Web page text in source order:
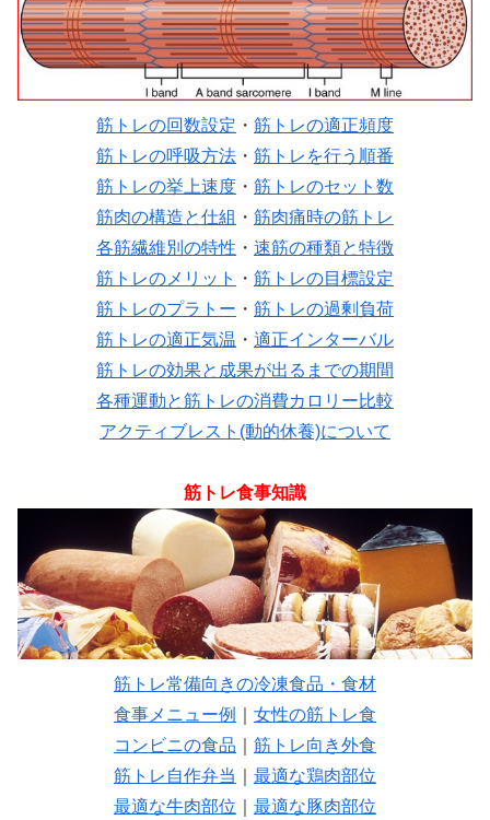
筋トレの回数設定 ・ 筋トレの適正頻度
筋トレの呼吸方法 ・ 筋トレを行う順番
筋トレの挙上速度 ・ 筋トレのセット数
筋肉の構造と仕組 ・ 筋肉痛時の筋トレ
各筋繊維別の特性 ・ 速筋の種類と特徴
筋トレのメリット
・ 筋トレの目標設定
筋トレのプラトー ・ 筋トレの過剰負荷
筋トレの適正気温 ・ 適正インターバル
筋トレの効果と成果が出るまでの期間
各種運動と筋トレの消費カロリー比較
アクティブレスト(動的休養)について
筋トレ食事知識
筋トレ常備向きの冷凍食品・食材
食事メニュー例
女性の筋トレ食
コンビニの食品
筋トレ向き外食
筋トレ自作弁当
最適な鶏肉部位
最適な牛肉部位
最適な豚肉部位